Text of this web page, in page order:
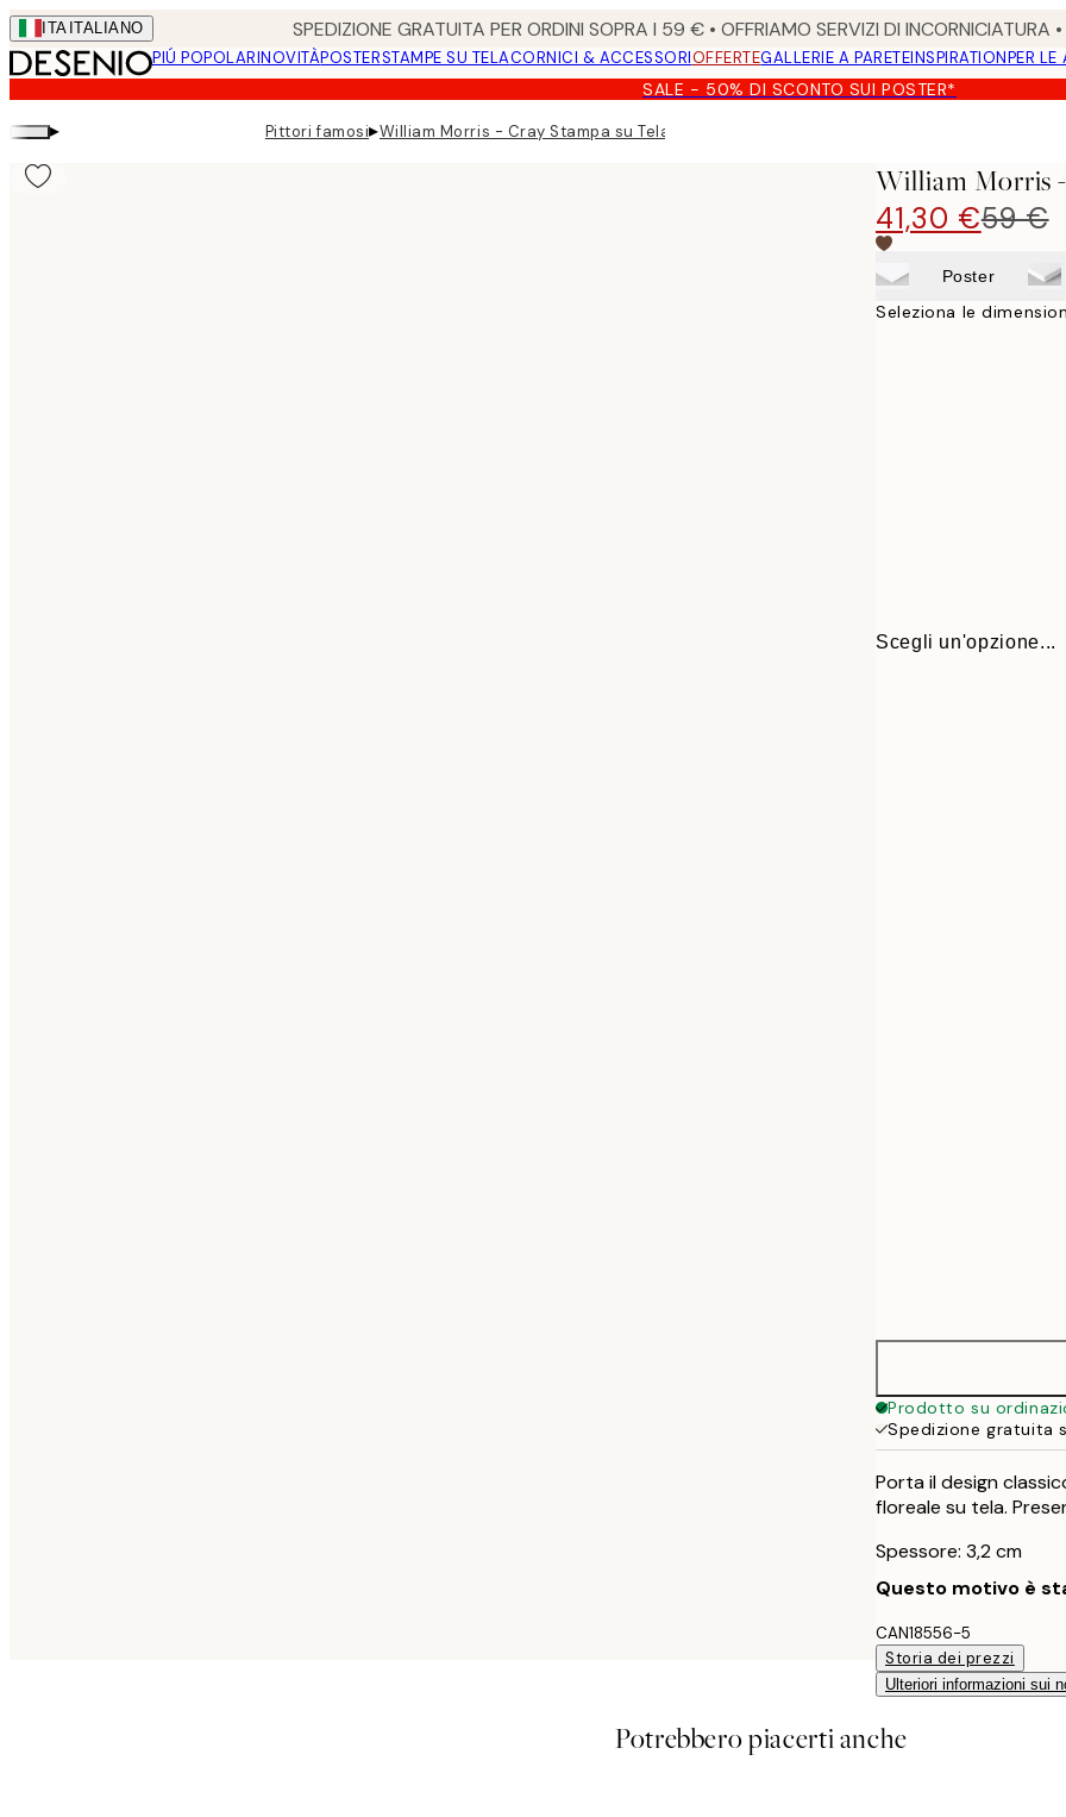
Skip
to
main
content.
ITA ITALIANO SPEDIZIONE GRATUITA PER ORDINI SOPRA I 59 € • OFFRIAMO SERVIZI DI
PIÚ POPOLARINOVITÀPOSTERSTAMPE SU TELACORNICI & ACCESSORIOFFERTEGALLERIE A PARETEINSPIRATIONPER LE
SALE - 50% DI SCONTO SUI POSTER*
▸ Pittori famosi▸William Morris - Cray Stampa su Tela
William Morris
41,30 €59 €
Poster
Seleziona le
Scegli un'opzione...
Prodotto su
Spedizione gratuita
Porta il design
floreale su tela.
Spessore: 3,2 cm
Questo motivo è
CAN18556-5
Storia dei prezzi
Ulteriori informazioni sui
Potrebbero piacerti anche